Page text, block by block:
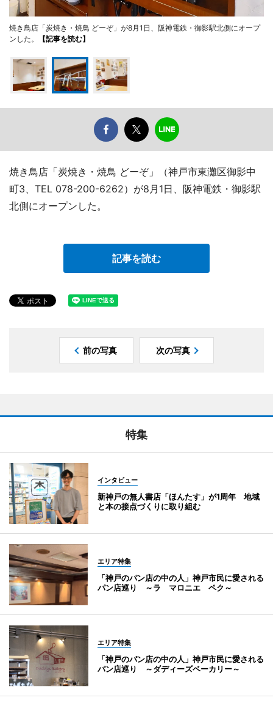
焼き鳥店「炭焼き・焼鳥 どーぞ」が8月1日、阪神電鉄・御影駅北側にオープ
ンした。
【記事を読む】
焼き鳥店「炭焼き・焼鳥 どーぞ」（神戸市東灘区御影中
町3、TEL 078-200-6262）が8月1日、阪神電鉄・御影駅
北側にオープンした。
記事を読む
前の写真 次の写真
特集
インタビュー
新神戸の無人書店「ほんたす」が1周年 地域
と本の接点づくりに取り組む
エリア特集
「神戸のパン店の中の人」神戸市民に愛される
パン店巡り ～ラ マロニエ ペク～
エリア特集
「神戸のパン店の中の人」神戸市民に愛される
パン店巡り ～ダディーズベーカリー～